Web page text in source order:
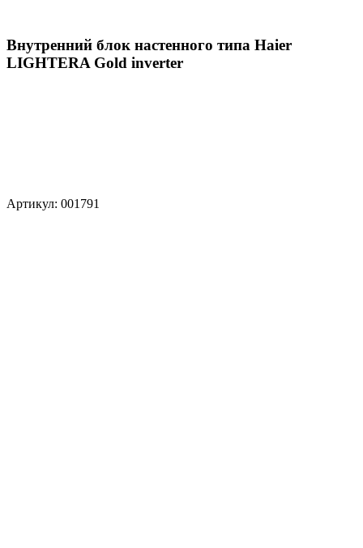
Внутренний блок настенного типа Haier
LIGHTERA Gold inverter
Артикул: 001791